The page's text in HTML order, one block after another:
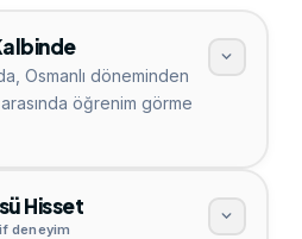
Osmanlı döneminden
öğrenim görme
Hisset
deneyim